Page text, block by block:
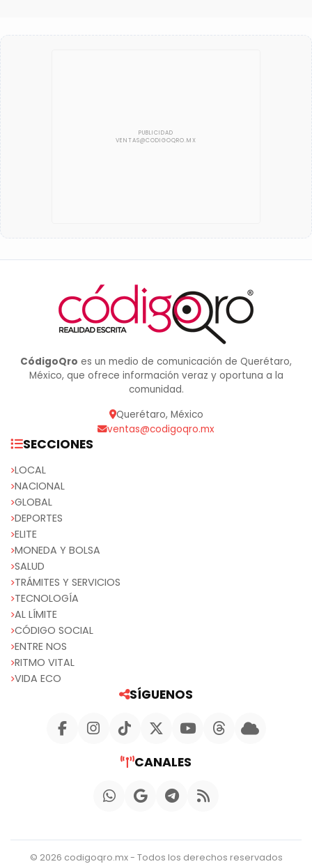
CódigoQro es un medio de comunicación de Querétaro,
México, que ofrece información veraz y oportuna a la
comunidad.
Querétaro, México
ventas@codigoqro.mx
SECCIONES
LOCAL
NACIONAL
GLOBAL
DEPORTES
ELITE
MONEDA Y BOLSA
SALUD
TRÁMITES Y SERVICIOS
TECNOLOGÍA
AL LÍMITE
CÓDIGO SOCIAL
ENTRE NOS
RITMO VITAL
VIDA ECO
SÍGUENOS
CANALES
© 2026 codigoqro.mx - Todos los derechos reservados